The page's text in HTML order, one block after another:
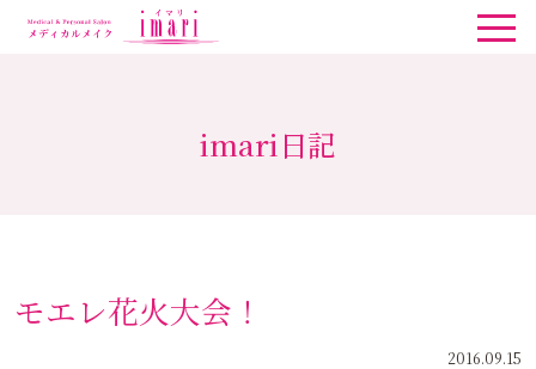
imari日記
モエレ花火大会！
2016.09.15